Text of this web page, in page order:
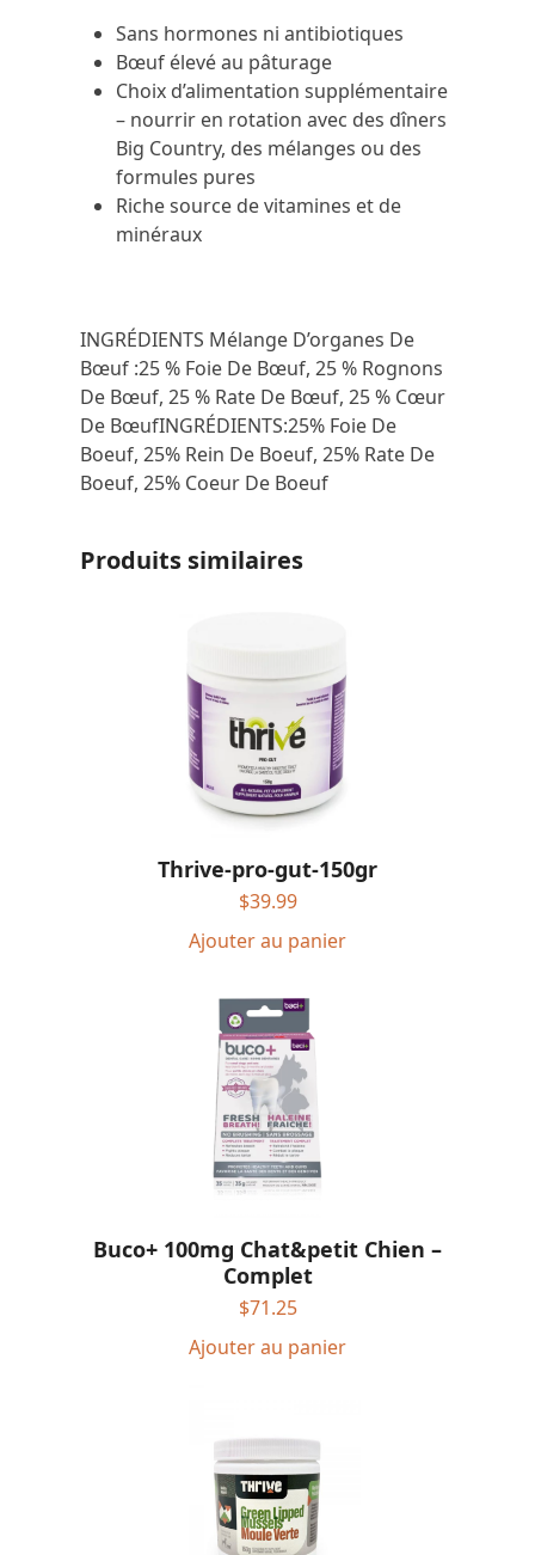
Sans hormones ni antibiotiques
Bœuf élevé au pâturage
Choix d’alimentation supplémentaire
– nourrir en rotation avec des dîners
Big Country, des mélanges ou des
formules pures
Riche source de vitamines et de
minéraux
INGRÉDIENTS Mélange D’organes De
Bœuf :25 % Foie De Bœuf, 25 % Rognons
De Bœuf, 25 % Rate De Bœuf, 25 % Cœur
De BœufINGRÉDIENTS:25% Foie De
Boeuf, 25% Rein De Boeuf, 25% Rate De
Boeuf, 25% Coeur De Boeuf
Produits similaires
Thrive-pro-gut-150gr
$39.99
Ajouter au panier
Buco+ 100mg Chat&petit Chien –
Complet
$71.25
Ajouter au panier